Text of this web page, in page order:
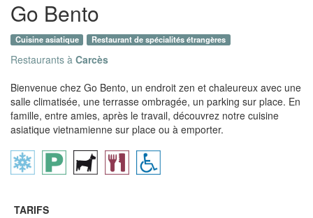
Go Bento
Cuisine asiatique Restaurant de spécialités étrangères
Restaurants à Carcès
Bienvenue chez Go Bento, un endroit zen et chaleureux avec une
salle climatisée, une terrasse ombragée, un parking sur place. En
famille, entre amies, après le travail, découvrez notre cuisine
asiatique vietnamienne sur place ou à emporter.
TARIFS